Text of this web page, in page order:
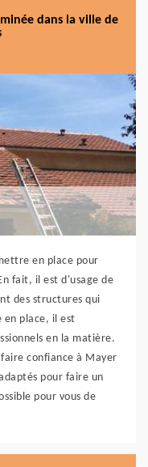
dans la ville de
en place pour
fait, il est d'usage de
des structures qui
en place, il est
en la matière.
faire confiance à Mayer
pour faire un
pour vous de